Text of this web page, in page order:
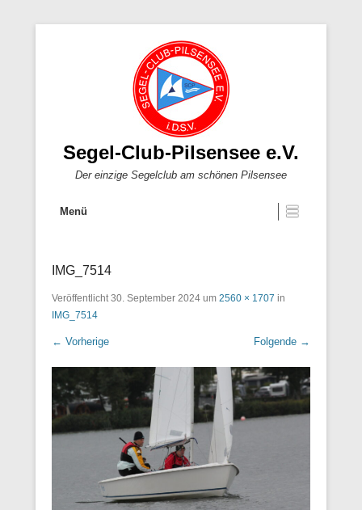
Segel-Club-Pilsensee e.V.
Der einzige Segelclub am schönen Pilsensee
Menü
IMG_7514
Veröffentlicht30. September 2024 um 2560 × 1707 in
IMG_7514
← Vorherige Folgende →